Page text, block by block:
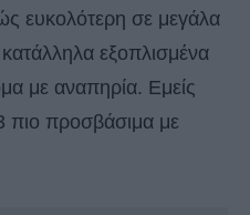
ευκολότερη σε μεγάλα
εξοπλισμένα
με αναπηρία. Εμείς
πιο προσβάσιμα με